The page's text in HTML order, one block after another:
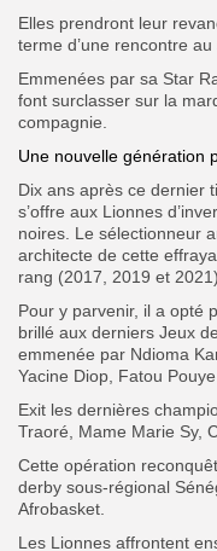
Elles prendront leur
terme d’une rencontre
Emmenées par sa Star
font surclasser sur la
compagnie.
Une nouvelle génération
Dix ans après ce dernier
s’offre aux Lionnes
noires. Le sélectionneur
architecte de cette
rang (2017, 2019 et
Pour y parvenir, il a opté
brillé aux derniers Jeux
emmenée par Ndioma
Yacine Diop, Fatou
Exit les dernières
Traoré, Mame Marie Sy,
Cette opération
derby sous-régional
Afrobasket.
Les Lionnes affrontent